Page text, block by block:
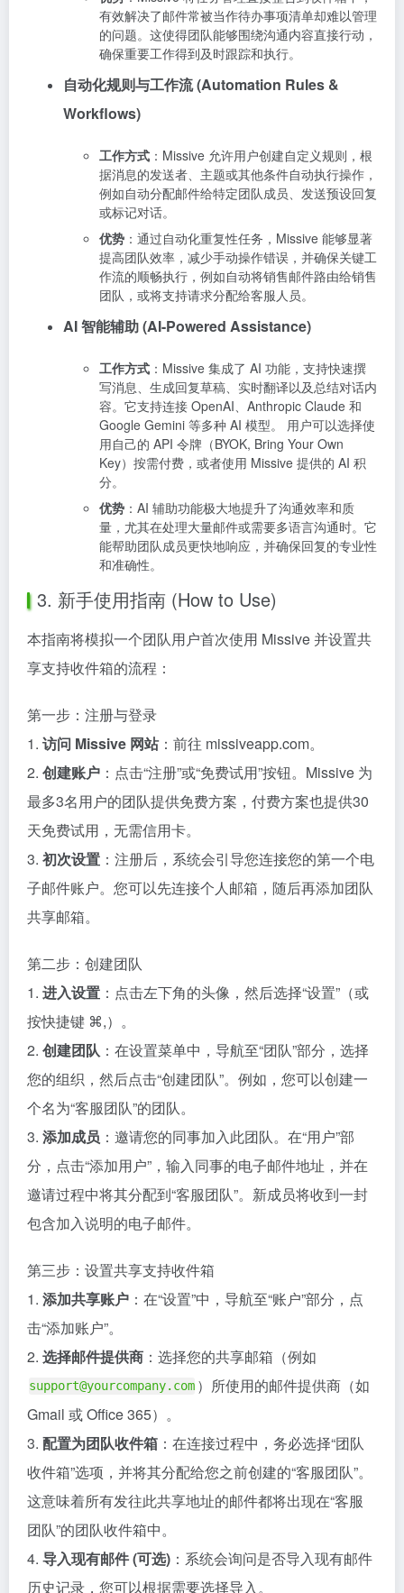
有效解决了邮件常被当作待办事项清单却难以管理
的问题。这使得团队能够围绕沟通内容直接行动，
确保重要工作得到及时跟踪和执行。
自动化规则与工作流 (Automation Rules &
Workflows)
工作方式 ：Missive 允许用户创建自定义规则，根
据消息的发送者、主题或其他条件自动执行操作，
例如自动分配邮件给特定团队成员、发送预设回复
或标记对话。
优势 ：通过自动化重复性任务，Missive 能够显著
提高团队效率，减少手动操作错误，并确保关键工
作流的顺畅执行，例如自动将销售邮件路由给销售
团队，或将支持请求分配给客服人员。
AI 智能辅助 (AI-Powered Assistance)
工作方式 ：Missive 集成了 AI 功能，支持快速撰
写消息、生成回复草稿、实时翻译以及总结对话内
容。它支持连接 OpenAI、Anthropic Claude 和
Google Gemini 等多种 AI 模型。 用户可以选择使
用自己的 API 令牌（BYOK, Bring Your Own
Key）按需付费，或者使用 Missive 提供的 AI 积
分。
优势 ：AI 辅助功能极大地提升了沟通效率和质
量，尤其在处理大量邮件或需要多语言沟通时。它
能帮助团队成员更快地响应，并确保回复的专业性
和准确性。
3. 新手使用指南 (How to Use)
本指南将模拟一个团队用户首次使用 Missive 并设置共
享支持收件箱的流程：
第一步：注册与登录
1. 访问 Missive 网站：前往 missiveapp.com。
2. 创建账户 ：点击“注册”或“免费试用”按钮。Missive 为
最多3名用户的团队提供免费方案，付费方案也提供30
天免费试用，无需信用卡。
3. 初次设置 ：注册后，系统会引导您连接您的第一个电
子邮件账户。您可以先连接个人邮箱，随后再添加团队
共享邮箱。
第二步：创建团队
1. 进入设置 ：点击左下角的头像，然后选择“设置”（或
按快捷键 ⌘,）。
2. 创建团队 ：在设置菜单中，导航至“团队”部分，选择
您的组织，然后点击“创建团队”。例如，您可以创建一
个名为“客服团队”的团队。
3. 添加成员 ：邀请您的同事加入此团队。在“用户”部
分，点击“添加用户”，输入同事的电子邮件地址，并在
邀请过程中将其分配到“客服团队”。新成员将收到一封
包含加入说明的电子邮件。
第三步：设置共享支持收件箱
1. 添加共享账户 ：在“设置”中，导航至“账户”部分，点
击“添加账户”。
2. 选择邮件提供商 ：选择您的共享邮箱（例如
support@yourcompany.com ）所使用的邮件提供商（如
Gmail 或 Office 365）。
3. 配置为团队收件箱 ：在连接过程中，务必选择“团队
收件箱”选项，并将其分配给您之前创建的“客服团队”。
这意味着所有发往此共享地址的邮件都将出现在“客服
团队”的团队收件箱中。
4. 导入现有邮件 (可选) ：系统会询问是否导入现有邮件
历史记录，您可以根据需要选择导入。